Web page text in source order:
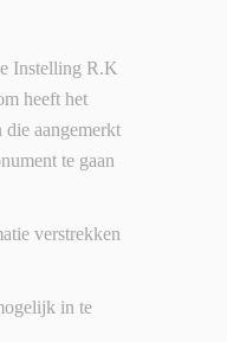
Instelling R.K
heeft het
aangemerkt
te gaan
verstrekken
in te